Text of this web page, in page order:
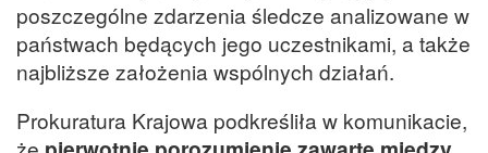
poszczególne zdarzenia śledcze analizowane w
państwach będących jego uczestnikami, a także
najbliższe założenia wspólnych działań.
Prokuratura Krajowa podkreśliła w komunikacie,